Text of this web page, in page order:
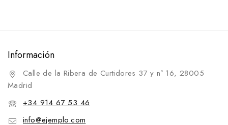
Información
Calle de la Ribera de Curtidores 37 y nº 16, 28005
Madrid
+34 914 67 53 46
info@ejemplo.com